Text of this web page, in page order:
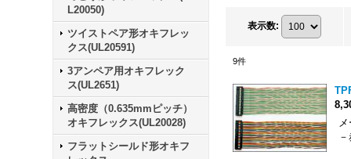
L20050)
ツイストペア形オキフレッ
クス(UL20591)
3アンペア用オキフレック
ス(UL2651)
高密度（0.635mmピッチ）
オキフレックス(UL20028)
フラットシールド形オキフ
表示数:
9件